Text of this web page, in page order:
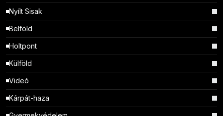
Nyílt Sisak
Belföld
Holtpont
Külföld
Videó
Kárpát-haza